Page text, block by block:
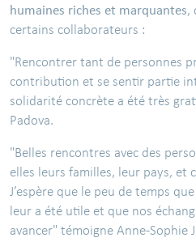
humaines riches et marquantes,
certains collaborateurs :
"Rencontrer tant de personnes
contribution et se sentir partie
solidarité concrète a été très
Padova.
"Belles rencontres avec des
elles leurs familles, leur pays, et
J’espère que le peu de temps
leur a été utile et que nos
avancer" témoigne Anne-Sophie